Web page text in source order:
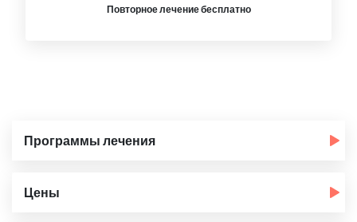
Повторное лечение бесплатно
Программы лечения
Цены